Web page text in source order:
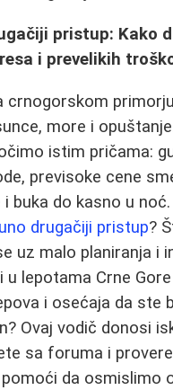
pristup: Kako
i prevelikih
crnogorskom
more i
istim pričama:
previsoke cene
i buka do kasno u
drugačiji pristup?
uz malo planiranja i
u lepotama Crne
i osećaja da ste
Ovaj vodič donosi
sa foruma i
da osmislimo